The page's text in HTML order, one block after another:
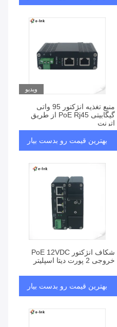
ویدیو
منبع تغذیه انژکتور 95 واتی
گیگابیتی PoE Rj45 از طریق
اترنت
بهترین قیمت رو بدست بیار
شکاف انژکتور PoE 12VDC
خروجی 2 پورت دیتا اسپلیتر
بهترین قیمت رو بدست بیار